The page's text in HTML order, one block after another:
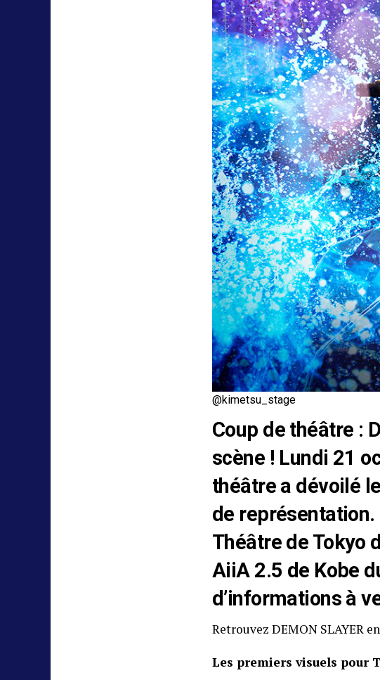
@kimetsu_stage
Coup de théâtre :
scène ! Lundi 21
théâtre a dévoilé
de représentation.
Théâtre de Tokyo
AiiA 2.5 de Kobe
d’informations à
Retrouvez DEMON SLAYER
Les premiers visuels pour